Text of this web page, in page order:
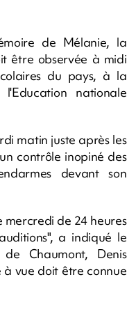
de Mélanie, la
être observée à midi
du pays, à la
nationale
matin juste après les
contrôle inopiné des
devant son
de 24 heures
a indiqué le
Chaumont, Denis
à vue doit être connue